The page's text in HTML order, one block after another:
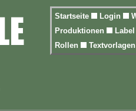
Startseite Login
Produktionen
Rollen